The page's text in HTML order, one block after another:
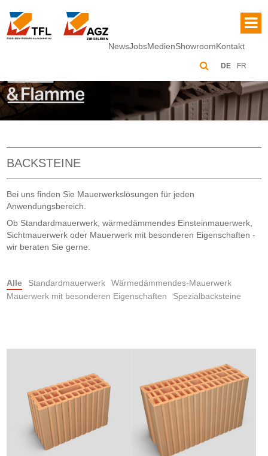
NewsJobsMedienShowroomKontakt
DE FR
BACKSTEINE
Bei uns finden Sie Mauerwerkslösungen für jeden
Anwendungsbereich.
Ob Standardmauerwerk, wärmedämmendes Einsteinmauerwerk,
Sichtmauerwerk oder Mauerwerk mit besonderen Eigenschaften -
wir beraten Sie gerne.
Alle Standardmauerwerk
Wärmedämmendes-Mauerwerk
Mauerwerk mit besonderen Eigenschaften
Spezialbacksteine